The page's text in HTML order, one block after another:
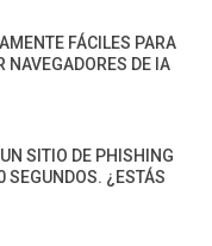
FÁCILES PARA
NAVEGADORES DE IA
SITIO DE PHISHING
SEGUNDOS. ¿ESTÁS